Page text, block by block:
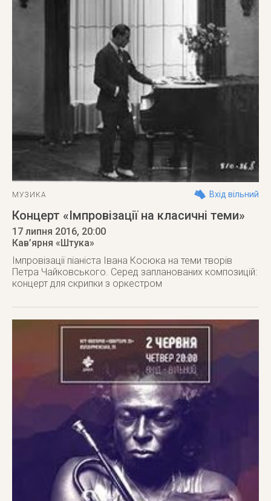
МУЗИКА Вхід вільний
Концерт «Імпровізації на класичні теми»
17 липня 2016, 20:00
Кав’ярня «Штука»
Імпровізації піаніста Івана Косюка на теми творів
Петра Чайковського. Серед запланованих композицій:
концерт для скрипки з оркестром